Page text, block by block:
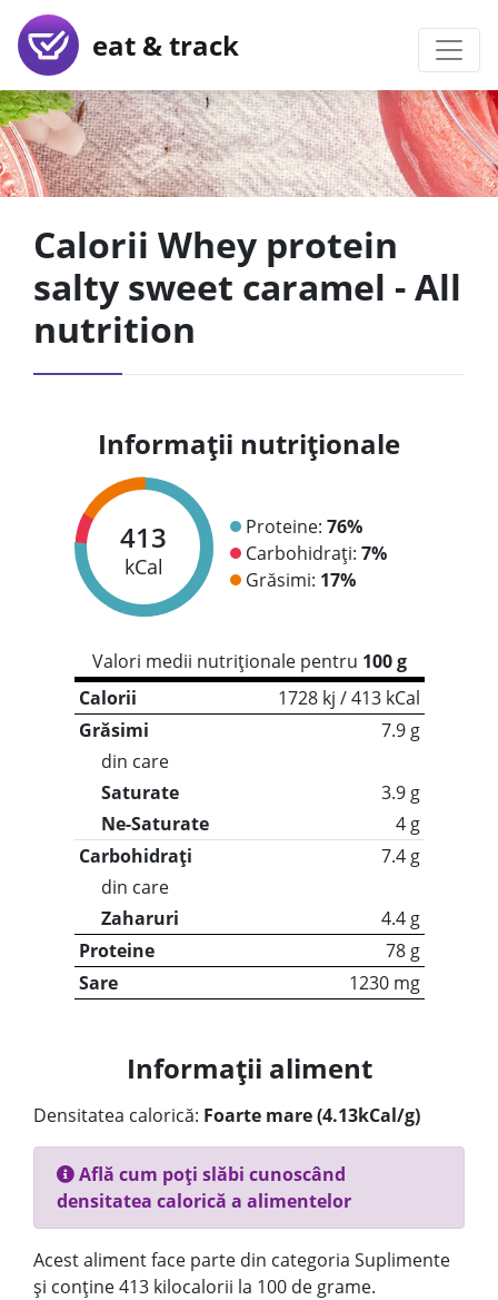
eat & track
Calorii Whey protein
salty sweet caramel - All
nutrition
Informații nutriționale
413
kCal
Proteine: 76%
Carbohidrați: 7%
Grăsimi: 17%
Valori medii nutriționale pentru 100 g
Calorii
1728 kj / 413 kCal
Grăsimi
7.9 g
din care
Saturate
3.9 g
Ne-Saturate
4 g
Carbohidrați
7.4 g
din care
Zaharuri
4.4 g
Proteine
78 g
Sare
1230 mg
Informații aliment
Densitatea calorică: Foarte mare (4.13kCal/g)
Află cum poți slăbi cunoscând
densitatea calorică a alimentelor
Acest aliment face parte din categoria Suplimente
și conține 413 kilocalorii la 100 de grame.